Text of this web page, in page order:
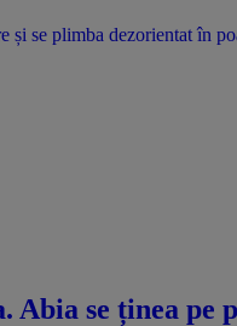
se plimba dezorientat în
Abia se ținea